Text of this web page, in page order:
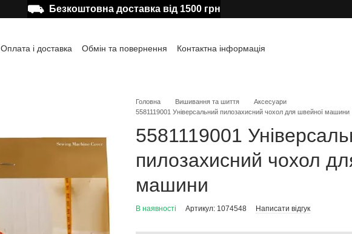
⛟ Безкоштовна доставка від 1500 грн
Оплата і доставка Обмін та повернення
Контактна інформація
Головна Вишивання та шиття
Аксесуари
5581119001 Універсальний пилозахисний чохол для швейної машини
5581119001
пилозахисний чохол
машини
В наявності Артикул: 1074548 Написати відгук